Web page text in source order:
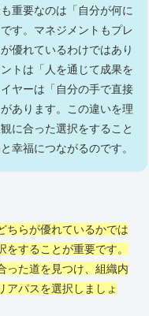
重要なのは「自分が何に
す。マネジメントもプレ
優れているわけではあり
トは「人を通じて成果を
ヤーは「自分の手で直接
あります。この違いを理
に合った選択をすること
幸福につながるのです。
ちらが優れているかでは
することが重要です。
った道を見つけ、組織内
アパスを選択しましょ